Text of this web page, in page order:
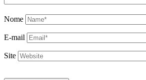
Nome
E-mail
Site